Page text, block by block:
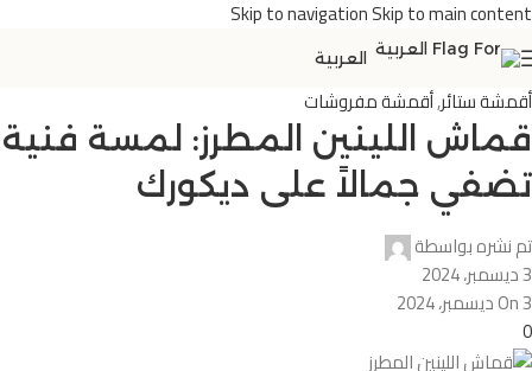
Skip to navigationSkip to main content
العربية
أقمشة ستائر,أقمشة مفروشات
قماش اللينين المطرز: لمسة فنية
تضفي جمالاً على ديكورك
تم نشره بواسطة
3 ديسمبر، 2024
On 3 ديسمبر، 2024
0